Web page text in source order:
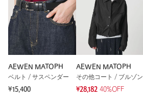
AEWEN MATOPH
ベルト / サスペンダー
¥15,400
AEWEN MATOPH
その他コート / ブルゾン
¥28,182 40%OFF